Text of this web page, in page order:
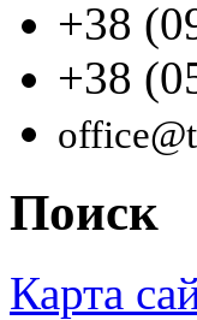
+38
+38
Поиск
Карта